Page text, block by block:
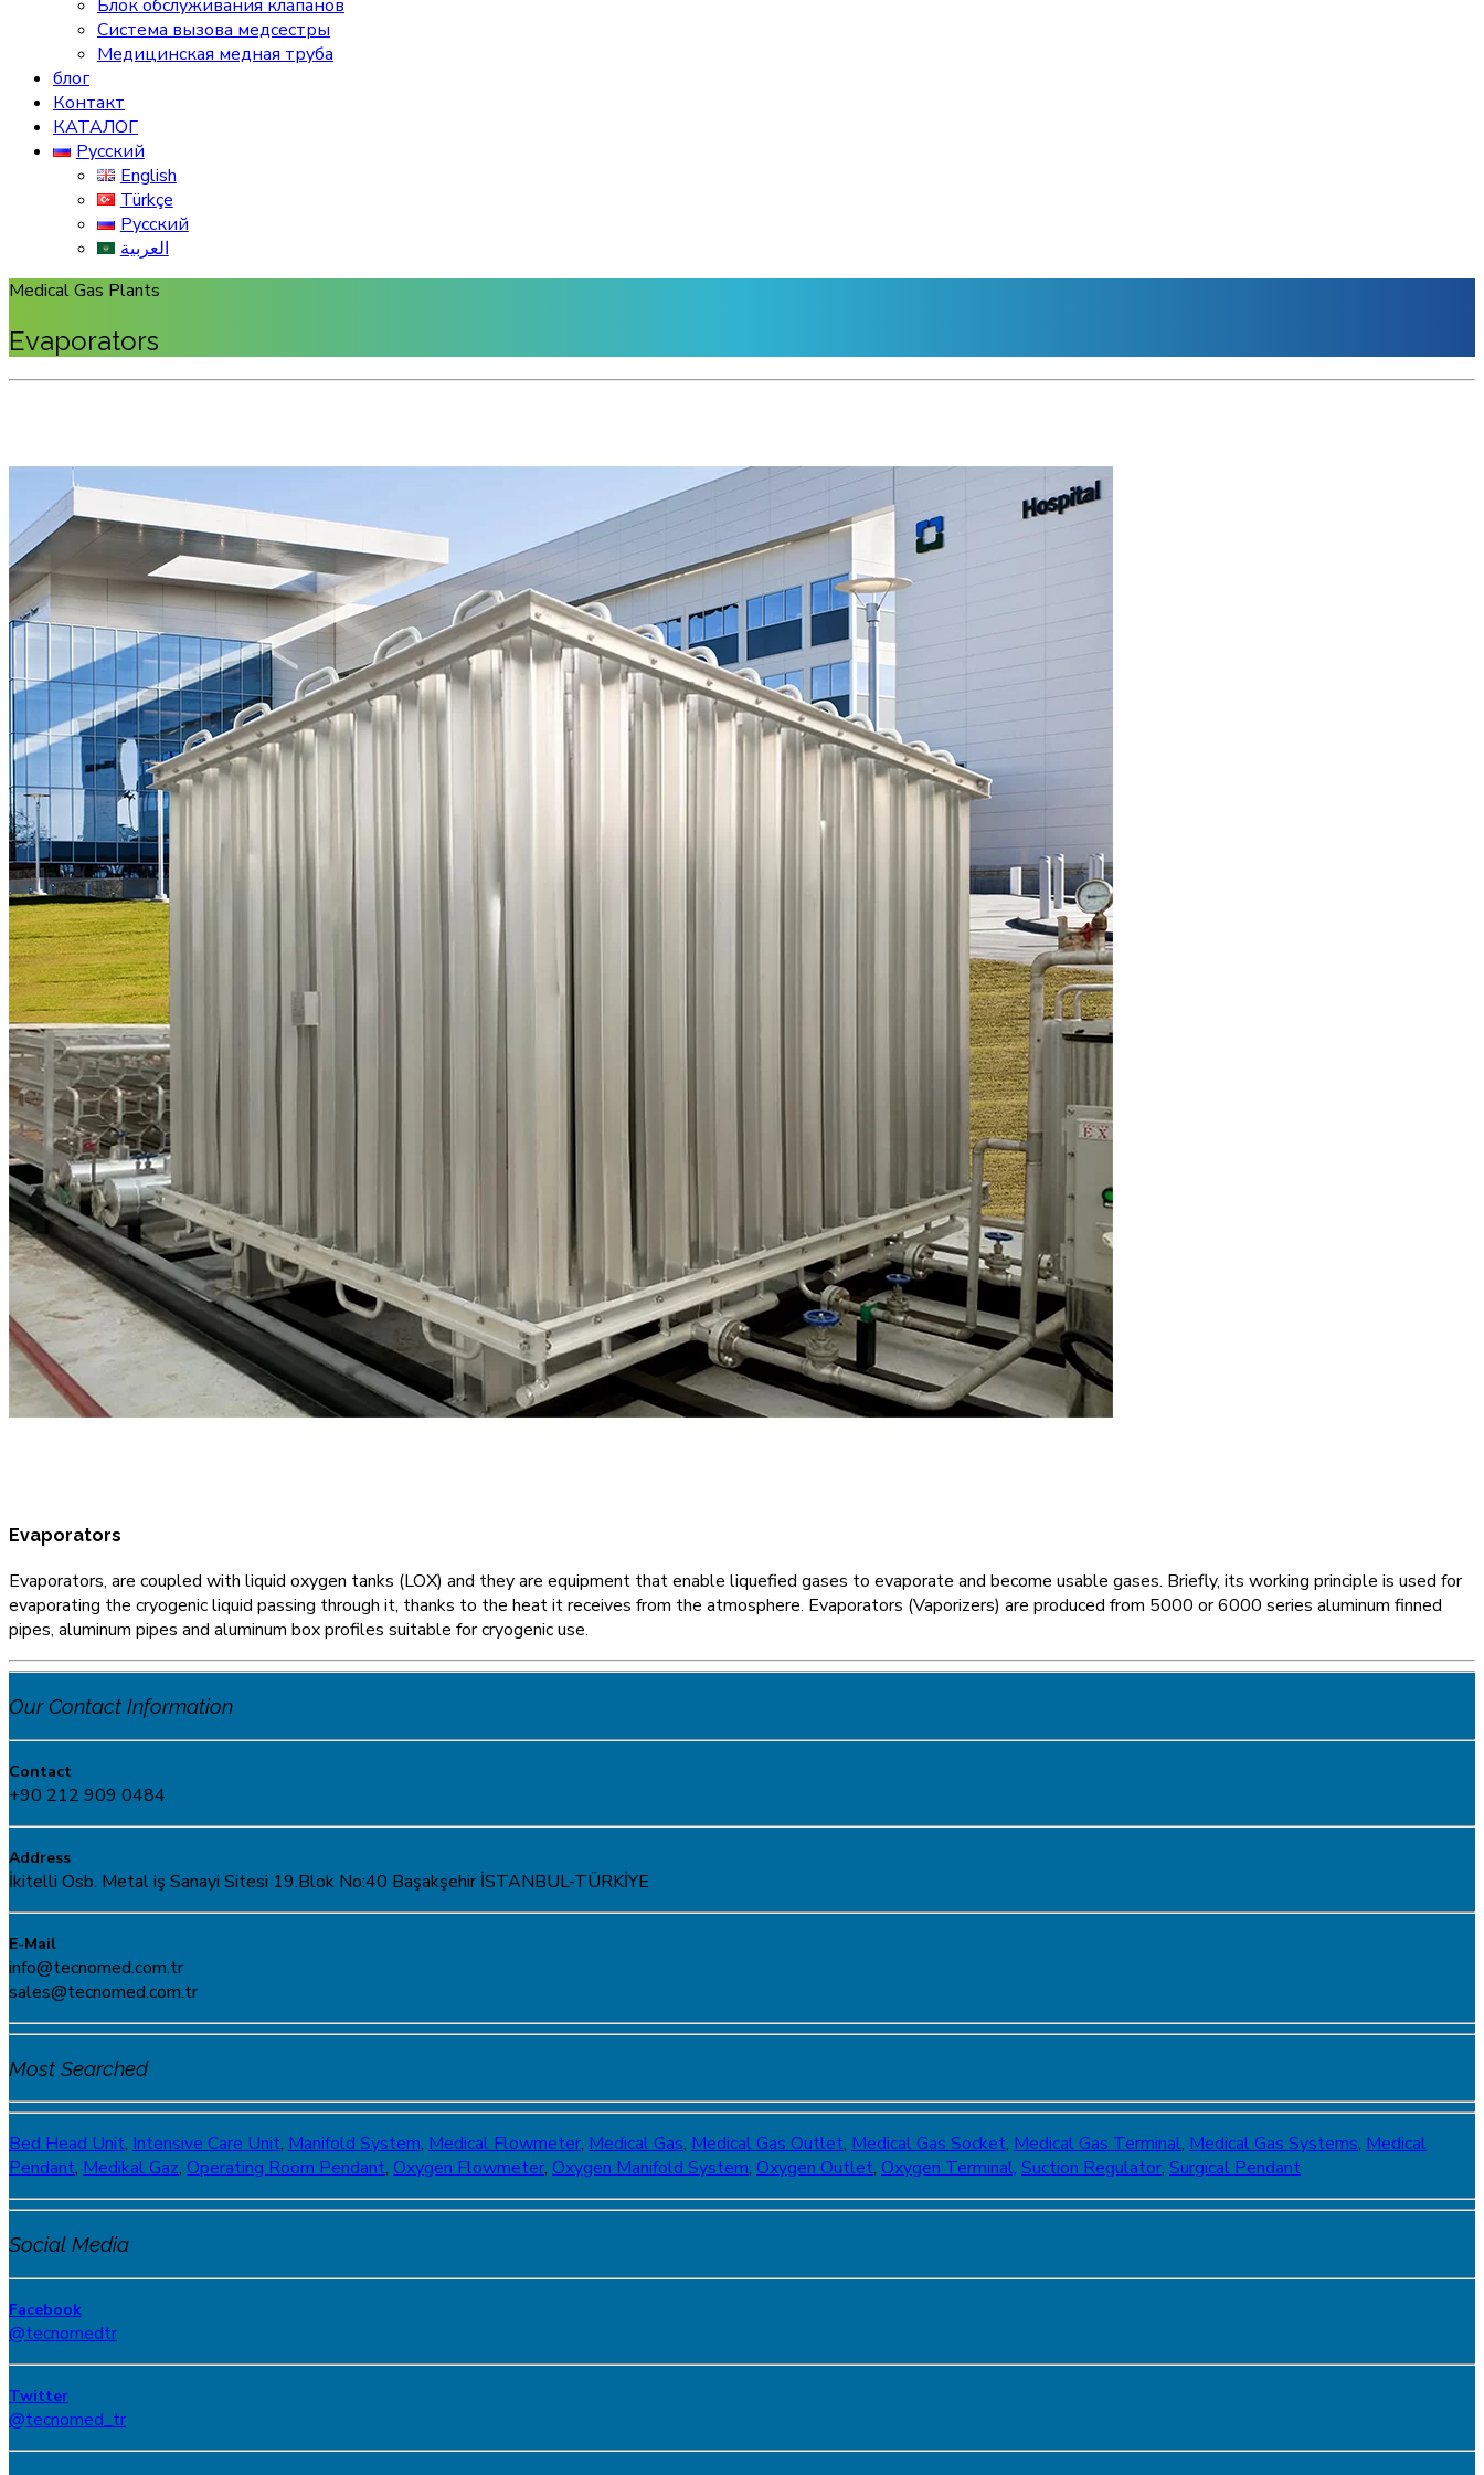
Блок обслуживания клапанов
Система вызова медсестры
Медицинская медная труба
блог
Контакт
КАТАЛОГ
Русский
English
Türkçe
Русский
العربية
Medical Gas Plants
Evaporators
Evaporators
Evaporators, are coupled with liquid oxygen tanks (LOX) and they are equipment that enable liquefied gases to evaporate and become usable gases. Briefly, its working principle is used for
evaporating the cryogenic liquid passing through it, thanks to the heat it receives from the atmosphere. Evaporators (Vaporizers) are produced from 5000 or 6000 series aluminum finned
pipes, aluminum pipes and aluminum box profiles suitable for cryogenic use.
Our Contact Information
Contact
+90 212 909 0484
Address
İkitelli Osb. Metal iş Sanayi Sitesi 19.Blok No:40 Başakşehir İSTANBUL-TÜRKİYE
E-Mail
info@tecnomed.com.tr
sales@tecnomed.com.tr
Most Searched
Bed Head Unit, Intensive Care Unit, Manifold System, Medical Flowmeter, Medical Gas, Medical Gas Outlet, Medical Gas Socket, Medical Gas Terminal, Medical Gas Systems, Medical
Pendant, Medikal Gaz, Operating Room Pendant, Oxygen Flowmeter, Oxygen Manifold System, Oxygen Outlet, Oxygen Terminal, Suction Regulator, Surgical Pendant
Social Media
Facebook
@tecnomedtr
Twitter
@tecnomed_tr